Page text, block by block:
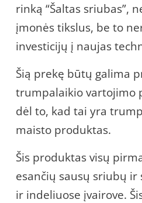
rinką “Šaltas sriubas”,
įmonės tikslus, be to
investicijų į naujas
Šią prekę būtų galima
trumpalaikio vartojimo
dėl to, kad tai yra
maisto produktas.
Šis produktas visų
esančių sausų sriubų
ir indeliuose įvairove.